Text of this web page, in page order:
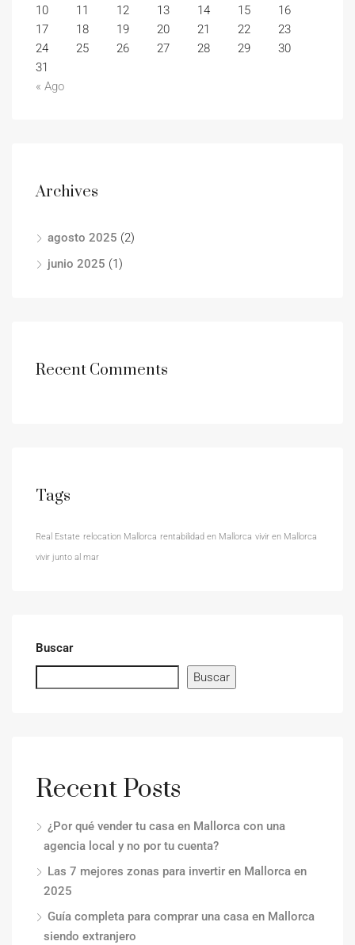
10
11 12 13 14 15
16
17
18 19 20 21 22
23
24
25 26 27 28 29
30
31
« Ago
Archives
agosto 2025 (2)
junio 2025 (1)
Recent Comments
Tags
Real Estate relocation Mallorca rentabilidad en Mallorca vivir en Mallorca
vivir junto al mar
Buscar
Buscar
Recent Posts
¿Por qué vender tu casa en Mallorca con una
agencia local y no por tu cuenta?
Las 7 mejores zonas para invertir en Mallorca en
2025
Guía completa para comprar una casa en Mallorca
siendo extranjero